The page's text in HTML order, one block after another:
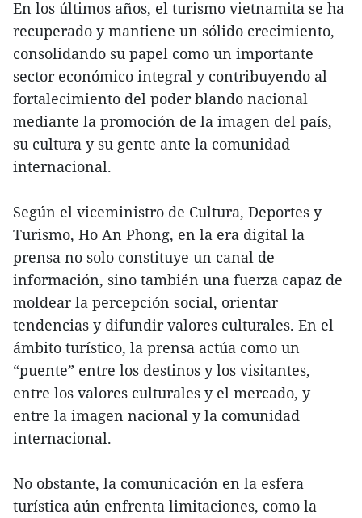
En los últimos años, el turismo vietnamita se ha
recuperado y mantiene un sólido crecimiento,
consolidando su papel como un importante
sector económico integral y contribuyendo al
fortalecimiento del poder blando nacional
mediante la promoción de la imagen del país,
su cultura y su gente ante la comunidad
internacional.
Según el viceministro de Cultura, Deportes y
Turismo, Ho An Phong, en la era digital la
prensa no solo constituye un canal de
información, sino también una fuerza capaz de
moldear la percepción social, orientar
tendencias y difundir valores culturales. En el
ámbito turístico, la prensa actúa como un
“puente” entre los destinos y los visitantes,
entre los valores culturales y el mercado, y
entre la imagen nacional y la comunidad
internacional.
No obstante, la comunicación en la esfera
turística aún enfrenta limitaciones, como la